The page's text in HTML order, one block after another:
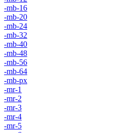
-mb-16
-mb-20
-mb-24
-mb-32
-mb-40
-mb-48
-mb-56
-mb-64
-mb-px
-mr-1
-mr-2
-mr-3
-mr-4
-mr-5